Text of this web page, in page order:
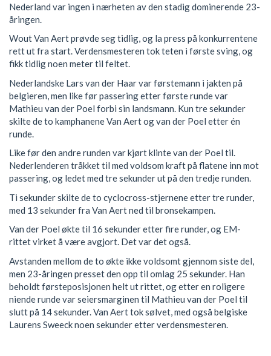
Nederland var ingen i nærheten av den stadig dominerende 23-
åringen.
Wout Van Aert prøvde seg tidlig, og la press på konkurrentene
rett ut fra start. Verdensmesteren tok teten i første sving, og
fikk tidlig noen meter til feltet.
Nederlandske Lars van der Haar var førstemann i jakten på
belgieren, men like før passering etter første runde var
Mathieu van der Poel forbi sin landsmann. Kun tre sekunder
skilte de to kamphanene Van Aert og van der Poel etter én
runde.
Like før den andre runden var kjørt klinte van der Poel til.
Nederlenderen tråkket til med voldsom kraft på flatene inn mot
passering, og ledet med tre sekunder ut på den tredje runden.
Ti sekunder skilte de to cyclocross-stjernene etter tre runder,
med 13 sekunder fra Van Aert ned til bronsekampen.
Van der Poel økte til 16 sekunder etter fire runder, og EM-
rittet virket å være avgjort. Det var det også.
Avstanden mellom de to økte ikke voldsomt gjennom siste del,
men 23-åringen presset den opp til omlag 25 sekunder. Han
beholdt førsteposisjonen helt ut rittet, og etter en roligere
niende runde var seiersmarginen til Mathieu van der Poel til
slutt på 14 sekunder. Van Aert tok sølvet, med også belgiske
Laurens Sweeck noen sekunder etter verdensmesteren.